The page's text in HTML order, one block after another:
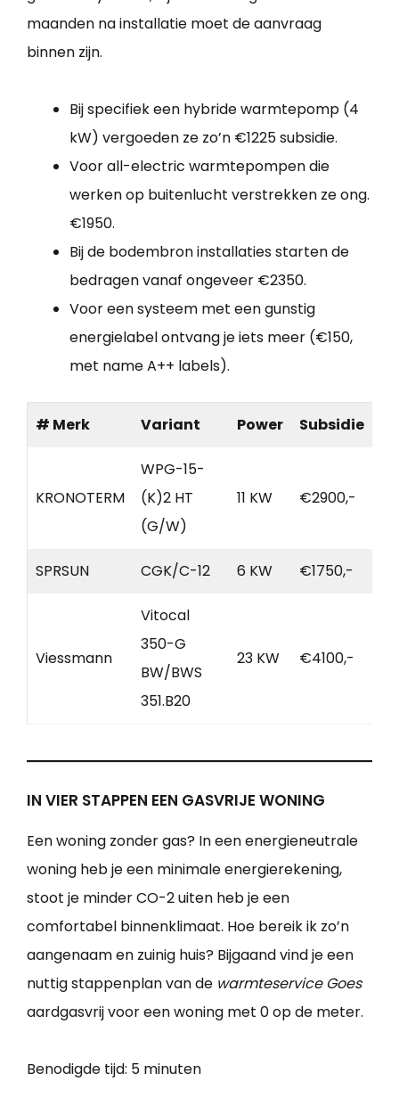
maanden na installatie moet de aanvraag
binnen zijn.
Bij specifiek een hybride warmtepomp (4
kW) vergoeden ze zo’n €1225 subsidie.
Voor all-electric warmtepompen die
werken op buitenlucht verstrekken ze ong.
€1950.
Bij de bodembron installaties starten de
bedragen vanaf ongeveer €2350.
Voor een systeem met een gunstig
energielabel ontvang je iets meer (€150,
met name A++ labels).
# Merk Variant Power Subsidie
KRONOTERM
WPG-15-
(K)2 HT
(G/W)
11 KW €2900,-
SPRSUN CGK/C-12 6 KW €1750,-
Viessmann
Vitocal
350-G
BW/BWS
351.B20
23 KW €4100,-
IN VIER STAPPEN EEN GASVRIJE WONING
Een woning zonder gas? In een energieneutrale
woning heb je een minimale energierekening,
stoot je minder CO-2 uiten heb je een
comfortabel binnenklimaat. Hoe bereik ik zo’n
aangenaam en zuinig huis? Bijgaand vind je een
nuttig stappenplan van de warmteservice Goes
aardgasvrij voor een woning met 0 op de meter.
Benodigde tijd: 5 minuten